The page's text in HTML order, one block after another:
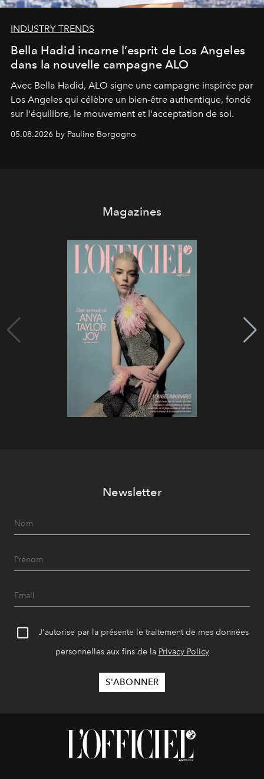
INDUSTRY TRENDS
Bella Hadid incarne l’esprit de Los Angeles
dans la nouvelle campagne ALO
Avec Bella Hadid, ALO signe une campagne inspirée par
Los Angeles qui célèbre un bien-être authentique, fondé
sur l'équilibre, le mouvement et l'acceptation de soi.
05.08.2026 by Pauline Borgogno
Magazines
Newsletter
J'autorise par la présente le traitement de mes données
personnelles aux fins de la Privacy Policy